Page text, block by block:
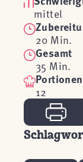
mittel
20 Min.
Gesamt
35 Min.
Portionen
12